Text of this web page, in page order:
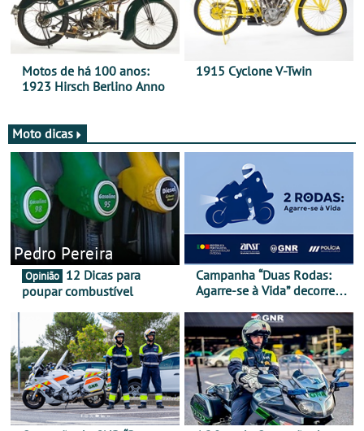
Motos de há 100 anos:
1923 Hirsch Berlino Anno
1915 Cyclone V-Twin
Moto dicas
Pedro Pereira
Opinião
poupar combustível
Campanha “Duas Rodas:
Agarre-se à Vida” decorre